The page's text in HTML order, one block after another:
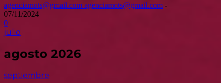
agenciamots@gmail.com agenciamots@gmail.com -
07/11/2024
0
julio
agosto 2026
septiembre